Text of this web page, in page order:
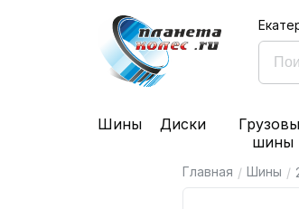
Шины Диски
шины
Главная / Шины /